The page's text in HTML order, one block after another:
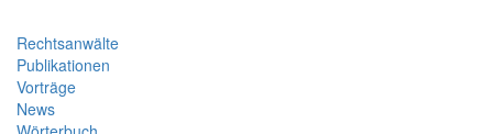
Rechtsanwälte
Publikationen
Vorträge
News